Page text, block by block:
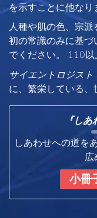
を示すことに他なり
人種や肌の色、宗派
初の常識のみに基づ
でください。 110以
サイエントロジスト
に、繁栄している、
『し
しあわせへの道を
広
小冊